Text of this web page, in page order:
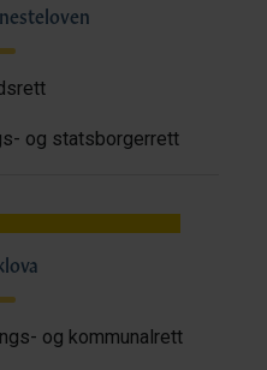
og statsborgerrett
og kommunalrett